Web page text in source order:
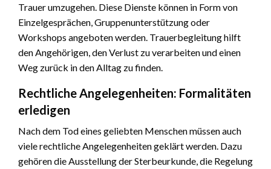
Trauer umzugehen. Diese Dienste können in Form von
Einzelgesprächen, Gruppenunterstützung oder
Workshops angeboten werden. Trauerbegleitung hilft
den Angehörigen, den Verlust zu verarbeiten und einen
Weg zurück in den Alltag zu finden.
Rechtliche Angelegenheiten: Formalitäten
erledigen
Nach dem Tod eines geliebten Menschen müssen auch
viele rechtliche Angelegenheiten geklärt werden. Dazu
gehören die Ausstellung der Sterbeurkunde, die Regelung